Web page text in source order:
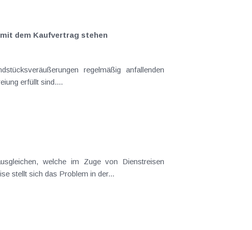
dem Kaufvertrag stehen
erfüllt sind....
stellt sich das Problem in der...